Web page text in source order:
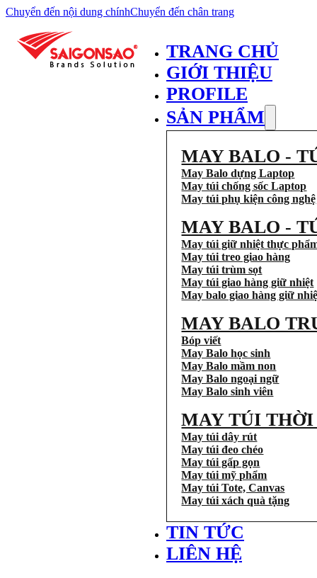
Chuyển đến nội dung chínhChuyển đến chân trang
TRANG CHỦ
GIỚI THIỆU
PROFILE
SẢN PHẨM
MAY BALO -
May Balo dựng Laptop
May túi chống sốc Laptop
May túi phụ kiện công nghệ
MAY BALO -
May túi giữ nhiệt thực
May túi treo giao hàng
May túi trùm sọt
May túi giao hàng giữ nhiệt
May balo giao hàng giữ
MAY BALO
Bóp viết
May Balo học sinh
May Balo mầm non
May Balo ngoại ngữ
May Balo sinh viên
MAY TÚI
May túi dây rút
May túi đeo chéo
May túi gấp gọn
May túi mỹ phẩm
May túi Tote, Canvas
May túi xách quà tặng
TIN TỨC
LIÊN HỆ